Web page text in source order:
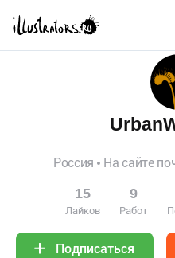
Россия На сайте
15
Лайков
9
Работ
Подписаться